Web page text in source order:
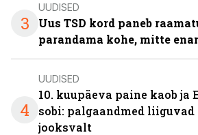
3
UUDISED
Uus TSD kord paneb
parandama kohe, mitte
4
UUDISED
10. kuupäeva paine kaob ja
sobi: palgaandmed
jooksvalt